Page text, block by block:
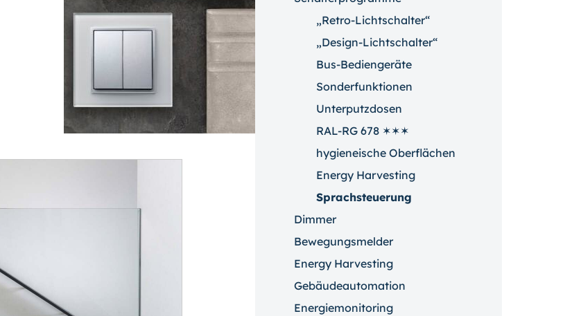
„Retro-Lichtschalter“
„Design-Lichtschalter“
Bus-Bediengeräte
Sonderfunktionen
Unterputzdosen
RAL-RG 678 ✶✶✶
hygieneische Oberflächen
Energy Harvesting
Sprachsteuerung
Dimmer
Bewegungsmelder
Energy Harvesting
Gebäudeautomation
Energiemonitoring